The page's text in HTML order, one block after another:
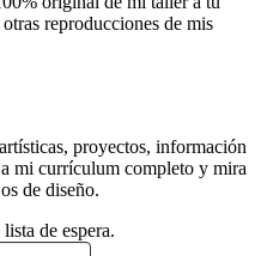
reproducciones de mis
proyectos, información
mi currículum completo y mira
de diseño.
de espera.